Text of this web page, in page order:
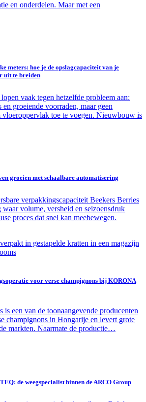
en onderdelen. Maar met een
meters: hoe je de opslagcapaciteit van je
uit te breiden
vaak tegen hetzelfde probleem aan:
groeiende voorraden, maar geen
vloeroppervlak toe te voegen. Nieuwbouw is
groeien met schaalbare automatisering
verpakkingscapaciteit Beekers Berries
volume, versheid en seizoensdruk
proces dat snel kan meebewegen.
voor verse champignons bij KORONA
een van de toonaangevende producenten
champignons in Hongarije en levert grote
markten. Naarmate de productie…
de weegspecialist binnen de ARCO Group